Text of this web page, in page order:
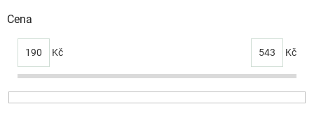
Cena
190 Kč 543 Kč
i
d
u